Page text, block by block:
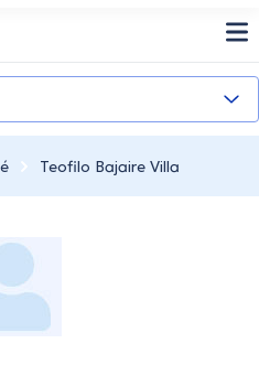
Teofilo Bajaire Villa